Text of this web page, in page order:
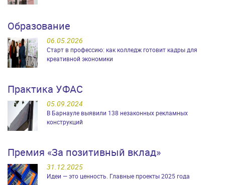
Образование
06.05.2026
Старт в профессию: как колледж готовит кадры для
креативной экономики
Практика УФАС
05.09.2024
В Барнауле выявили 138 незаконных рекламных
конструкций
Премия «За позитивный вклад»
31.12.2025
Идеи — это ценность. Главные проекты 2025 года